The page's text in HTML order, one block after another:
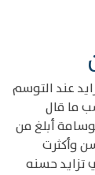
عند التوسم
ما قال
أبلغ من
وأكثرت
حسنه